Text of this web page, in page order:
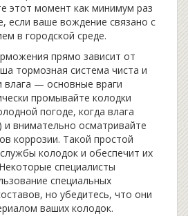
этот момент как минимум раз
если ваше вождение связано с
в городской среде.
прямо зависит от
тормозная система чиста и
влага — основные враги
промывайте колодки
погоде, когда влага
внимательно осматривайте
коррозии. Такой простой
колодок и обеспечит их
специалисты
специальных
но убедитесь, что они
ваших колодок.